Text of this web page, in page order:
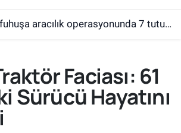
aracılık operasyonunda 7 tutuklama
Faciası: 61
Sürücü Hayatını
Durumu ve Fikstür